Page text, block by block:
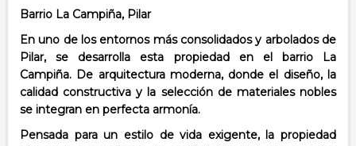
Barrio La Campiña, Pilar
En uno de los entornos más consolidados y arbolados de
Pilar, se desarrolla esta propiedad en el barrio La
Campiña. De arquitectura moderna, donde el diseño, la
calidad constructiva y la selección de materiales nobles
se integran en perfecta armonía.
Pensada para un estilo de vida exigente, la propiedad